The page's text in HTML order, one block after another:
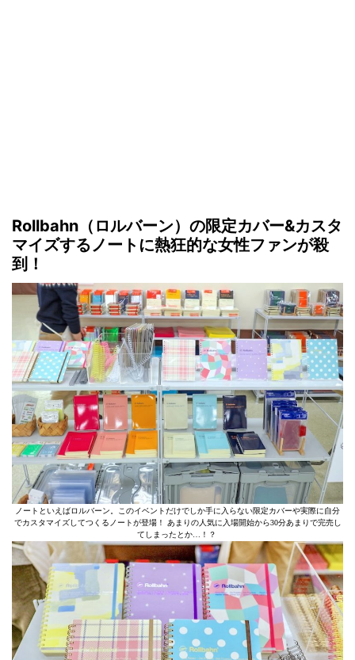
Rollbahn（ロルバーン）の限定カバー&カスタ
マイズするノートに熱狂的な女性ファンが殺
到！
ノートといえばロルバーン。このイベントだけでしか手に入らない限定カバーや実際に自分
でカスタマイズしてつくるノートが登場！ あまりの人気に入場開始から30分あまりで完売し
てしまったとか…！？